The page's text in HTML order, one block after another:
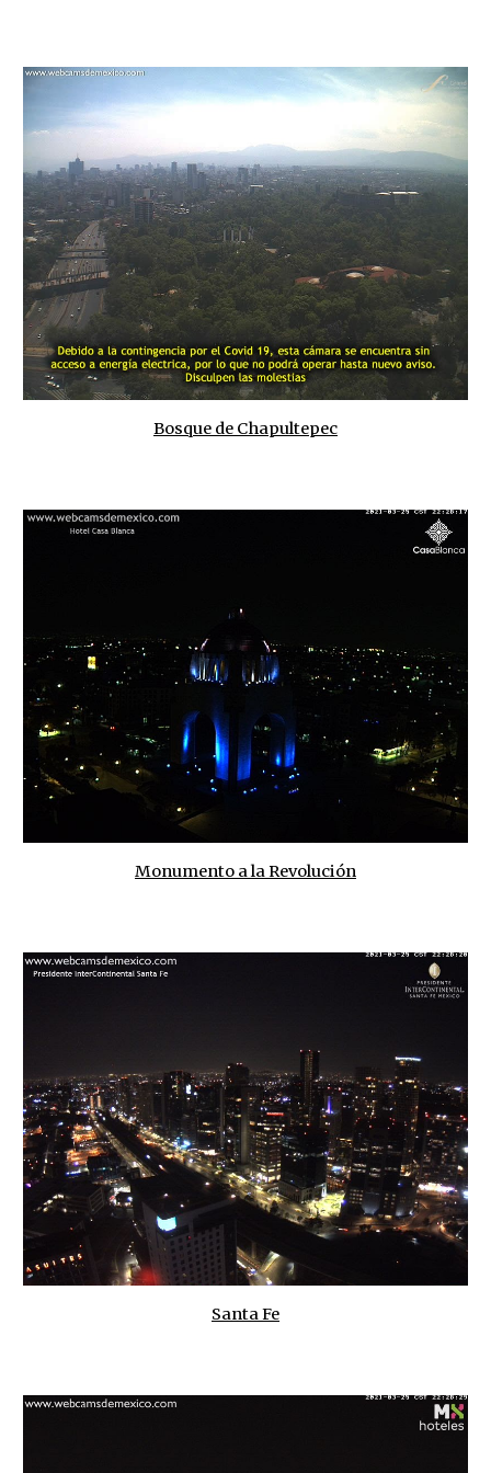
Bosque de Chapultepec
Monumento a la Revolución
Santa Fe